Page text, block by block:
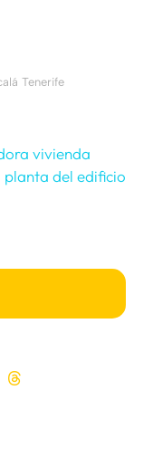
Tenerife
vivienda
planta del edificio